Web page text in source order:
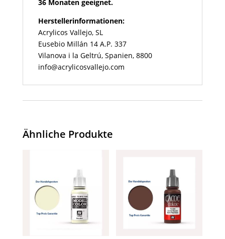
36 Monaten geeignet.
Herstellerinformationen:
Acrylicos Vallejo, SL
Eusebio Millán 14 A.P. 337
Vilanova i la Geltrú, Spanien, 8800
info@acrylicosvallejo.com
Ähnliche Produkte